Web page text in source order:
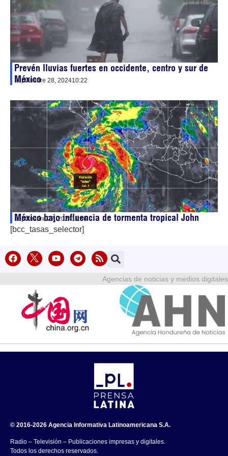
Prevén lluvias fuertes en occidente, centro y sur de
México
septiembre 28, 202410:22
México bajo influencia de tormenta tropical John
septiembre 27, 202411:36
[bcc_tasas_selector]
Agencias de noticias y medios digitales
© 2016-2026 Agencia Informativa Latinoamericana S.A.
Radio – Televisión – Publicaciones impresas y digitales.
Todos los derechos reservados.